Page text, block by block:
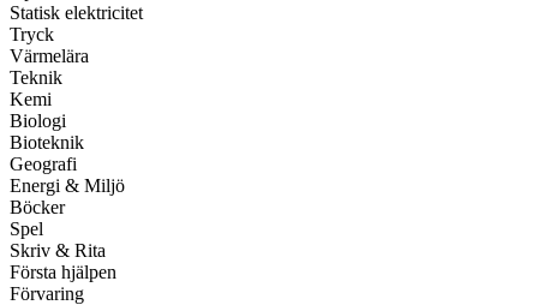
Statisk elektricitet
Tryck
Värmelära
Teknik
Kemi
Biologi
Bioteknik
Geografi
Energi & Miljö
Böcker
Spel
Skriv & Rita
Första hjälpen
Förvaring